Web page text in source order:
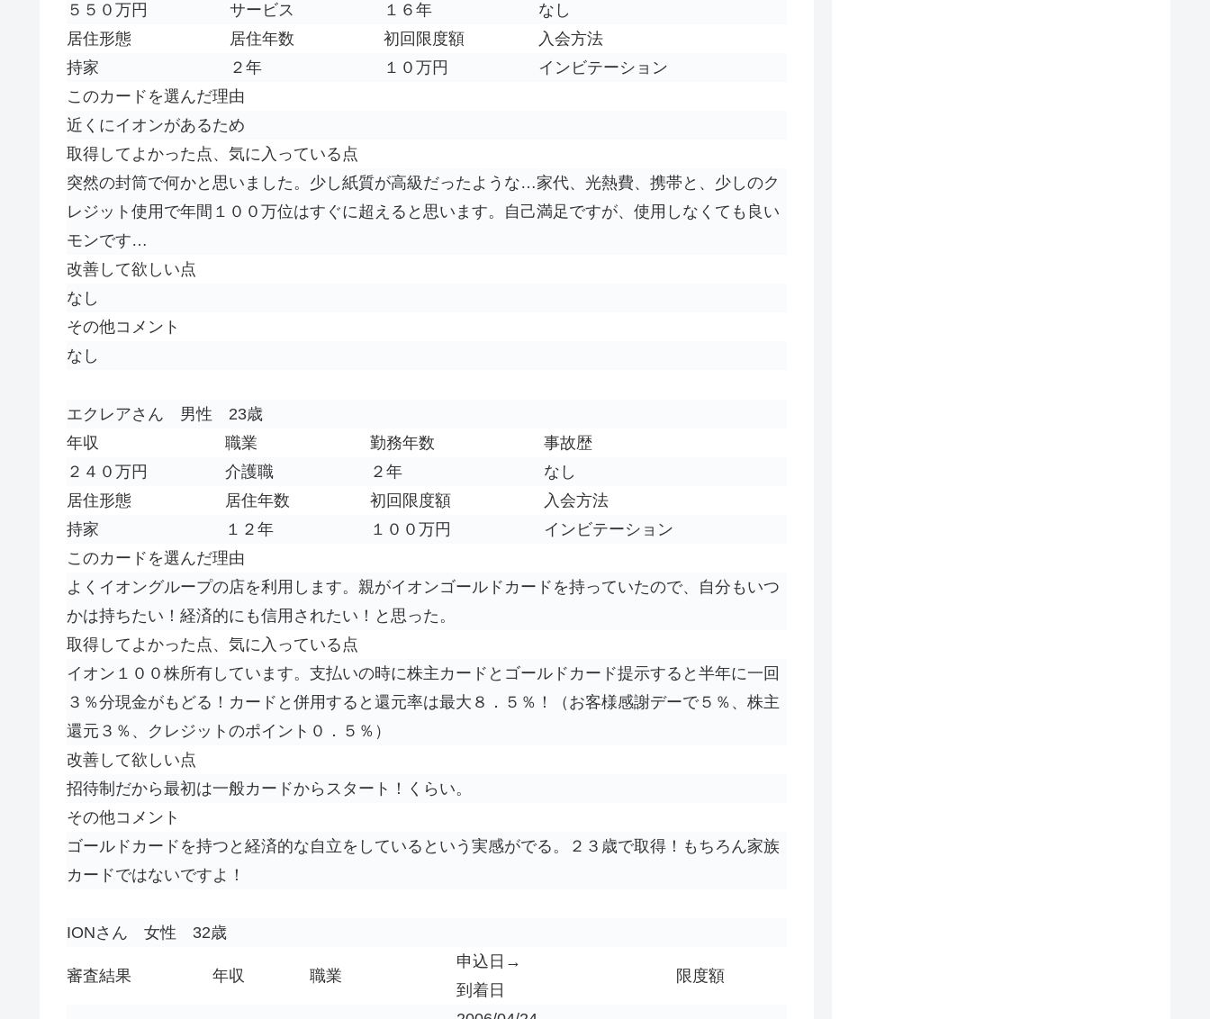
５５０万円
サービス １６年
なし
居住形態
居住年数 初回限度額
入会方法
持家
２年 １０万円
インビテーション
このカードを選んだ理由
近くにイオンがあるため
取得してよかった点、気に入っている点
突然の封筒で何かと思いました。少し紙質が高級だったような…家代、光熱費、携帯と、少しのク
レジット使用で年間１００万位はすぐに超えると思います。自己満足ですが、使用しなくても良い
モンです…
改善して欲しい点
なし
その他コメント
なし
エクレアさん 男性 23歳
年収
職業 勤務年数
事故歴
２４０万円
介護職 ２年
なし
居住形態
居住年数 初回限度額
入会方法
持家
１２年 １００万円
インビテーション
このカードを選んだ理由
よくイオングループの店を利用します。親がイオンゴールドカードを持っていたので、自分もいつ
かは持ちたい！経済的にも信用されたい！と思った。
取得してよかった点、気に入っている点
イオン１００株所有しています。支払いの時に株主カードとゴールドカード提示すると半年に一回
３％分現金がもどる！カードと併用すると還元率は最大８．５％！（お客様感謝デーで５％、株主
還元３％、クレジットのポイント０．５％）
改善して欲しい点
招待制だから最初は一般カードからスタート！くらい。
その他コメント
ゴールドカードを持つと経済的な自立をしているという実感がでる。２３歳で取得！もちろん家族
カードではないですよ！
IONさん 女性 32歳
審査結果 年収 職業
申込日→
到着日
限度額